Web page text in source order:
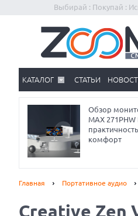
Выбирай : Покупай :
КАТАЛОГ СТАТЬИ
Обзор
MAX 271PHW
комфорт
Главная Портативное аудио
Creative Zen